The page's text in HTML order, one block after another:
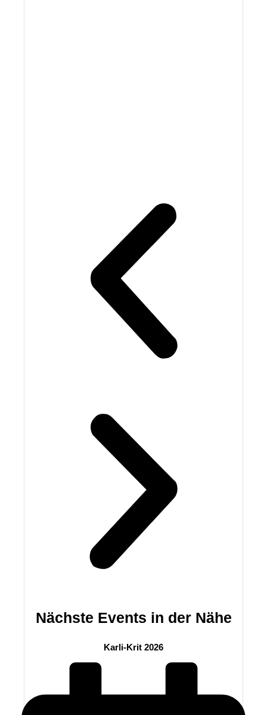
Nächste Events in der Nähe
Karli-Krit 2026